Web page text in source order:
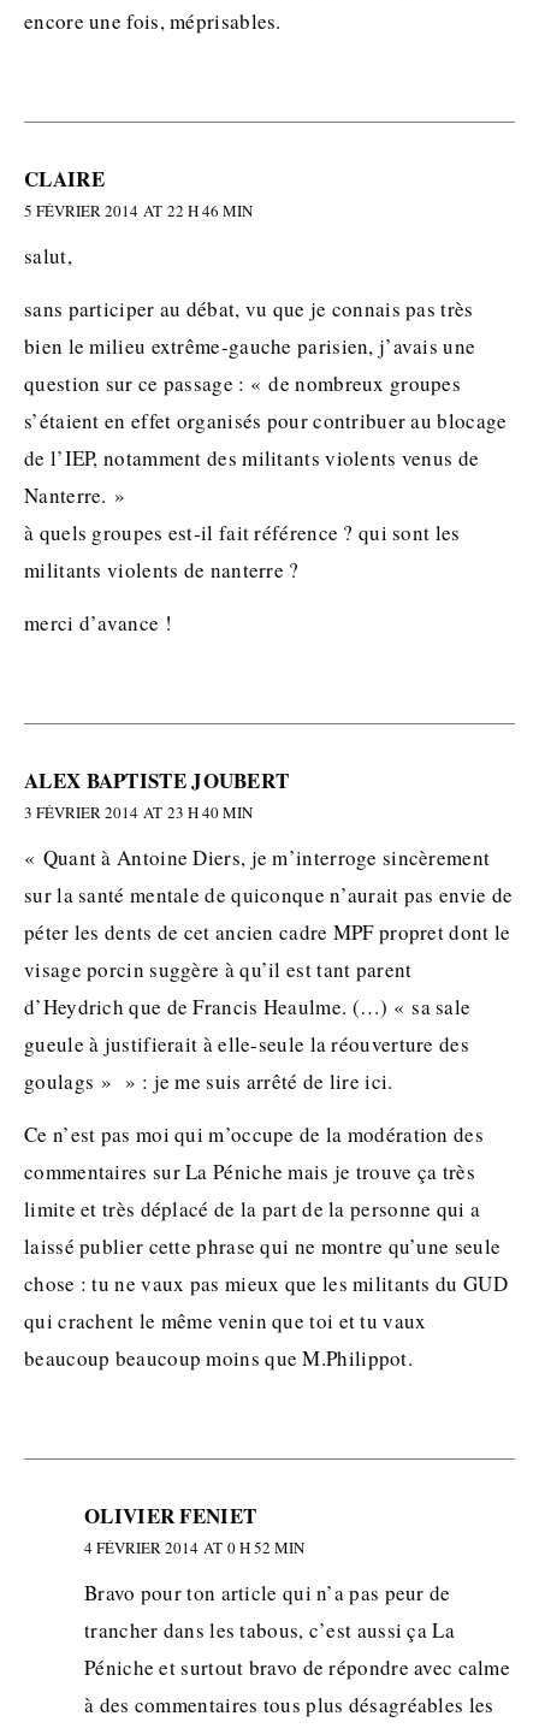
encore une fois, méprisables.
CLAIRE
5 FÉVRIER 2014 AT 22 H 46 MIN
salut,
sans participer au débat, vu que je connais pas très
bien le milieu extrême-gauche parisien, j’avais une
question sur ce passage : « de nombreux groupes
s’étaient en effet organisés pour contribuer au blocage
de l’IEP, notamment des militants violents venus de
Nanterre. »
à quels groupes est-il fait référence ? qui sont les
militants violents de nanterre ?
merci d’avance !
ALEX BAPTISTE JOUBERT
3 FÉVRIER 2014 AT 23 H 40 MIN
« Quant à Antoine Diers, je m’interroge sincèrement
sur la santé mentale de quiconque n’aurait pas envie de
péter les dents de cet ancien cadre MPF propret dont le
visage porcin suggère à qu’il est tant parent
d’Heydrich que de Francis Heaulme. (…) « sa sale
gueule à justifierait à elle-seule la réouverture des
goulags » » : je me suis arrêté de lire ici.
Ce n’est pas moi qui m’occupe de la modération des
commentaires sur La Péniche mais je trouve ça très
limite et très déplacé de la part de la personne qui a
laissé publier cette phrase qui ne montre qu’une seule
chose : tu ne vaux pas mieux que les militants du GUD
qui crachent le même venin que toi et tu vaux
beaucoup beaucoup moins que M.Philippot.
OLIVIER FENIET
4 FÉVRIER 2014 AT 0 H 52 MIN
Bravo pour ton article qui n’a pas peur de
trancher dans les tabous, c’est aussi ça La
Péniche et surtout bravo de répondre avec calme
à des commentaires tous plus désagréables les